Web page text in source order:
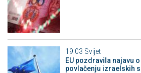
19:03 Svijet
EU pozdravila najavu
povlačenju izraelskih